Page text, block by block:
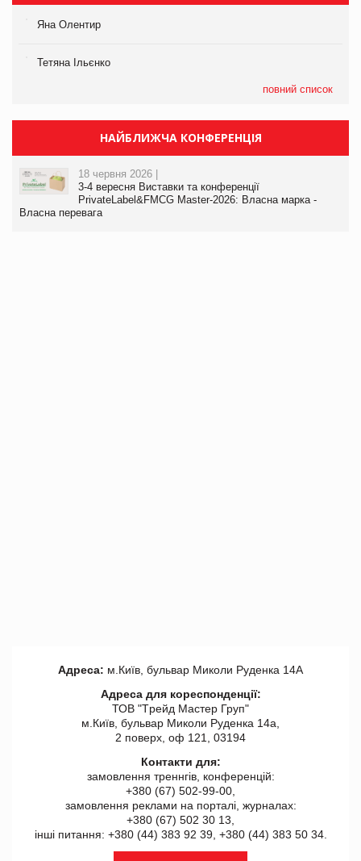
Яна Олентир
Тетяна Ільєнко
повний список
НАЙБЛИЖЧА КОНФЕРЕНЦІЯ
18 червня 2026 |
3-4 вересня Виставки та конференції
PrivateLabel&FMCG Master-2026: Власна марка -
Власна перевага
Адреса: м.Київ, бульвар Миколи Руденка 14А
Адреса для кореспонденції:
ТОВ "Tрейд Мастер Груп"
м.Київ, бульвар Миколи Руденка 14а,
2 поверх, оф 121, 03194
Контакти для:
замовлення треннгів, конференцій:
+380 (67) 502-99-00,
замовлення реклами на порталі, журналах:
+380 (67) 502 30 13,
інші питання: +380 (44) 383 92 39, +380 (44) 383 50 34.